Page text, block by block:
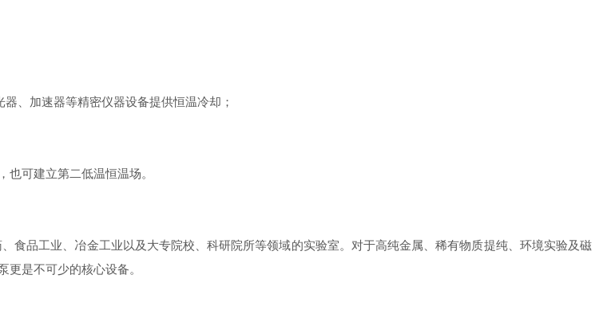
、加速器等精密仪器设备提供恒温冷却；
可建立第二低温恒温场。
品工业、冶金工业以及大专院校、科研院所等领域的实验室。对于高纯金属、稀有物质提纯、环境实验及磁
是不可少的核心设备。